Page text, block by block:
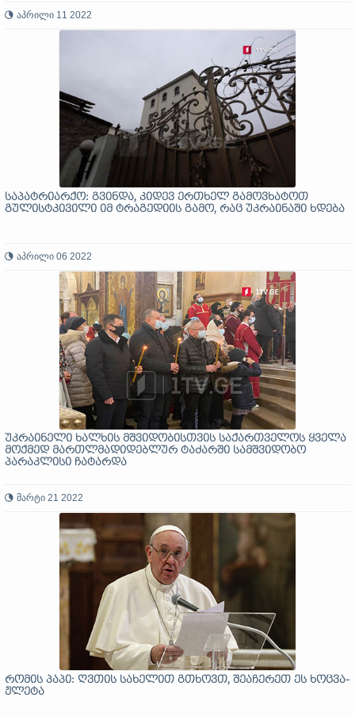
აპრილი 11 2022
საპატრიარქო: გვინდა, კიდევ ერთხელ გამოვხატოთ
გულისტკივილი იმ ტრაგედიის გამო, რაც უკრაინაში ხდება
აპრილი 06 2022
უკრაინელი ხალხის მშვიდობისთვის საქართველოს ყველა
მოქმედ მართლმადიდებლურ ტაძარში სამშვიდობო
პარაკლისი ჩატარდა
მარტი 21 2022
რომის პაპი: ღვთის სახელით გთხოვთ, შეაჩერეთ ეს ხოცვა-
ჟლეტა